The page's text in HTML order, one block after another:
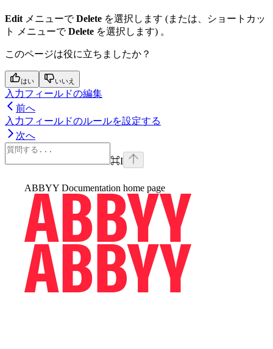
EditメニューでDelete を選択します (または、ショートカッ
ト メニューでDelete を選択します) 。
このページは役に立ちましたか？
はい いいえ
入力フィールドの編集
前へ
入力フィールドのルールを設定する
次へ
⌘I
ABBYY Documentation home page